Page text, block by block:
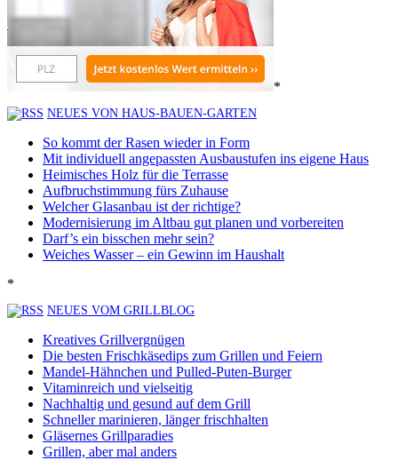
*
NEUES VON HAUS-BAUEN-GARTEN
So kommt der Rasen wieder in Form
Mit individuell angepassten Ausbaustufen ins eigene Haus
Heimisches Holz für die Terrasse
Aufbruchstimmung fürs Zuhause
Welcher Glasanbau ist der richtige?
Modernisierung im Altbau gut planen und vorbereiten
Darf’s ein bisschen mehr sein?
Weiches Wasser – ein Gewinn im Haushalt
*
NEUES VOM GRILLBLOG
Kreatives Grillvergnügen
Die besten Frischkäsedips zum Grillen und Feiern
Mandel-Hähnchen und Pulled-Puten-Burger
Vitaminreich und vielseitig
Nachhaltig und gesund auf dem Grill
Schneller marinieren, länger frischhalten
Gläsernes Grillparadies
Grillen, aber mal anders